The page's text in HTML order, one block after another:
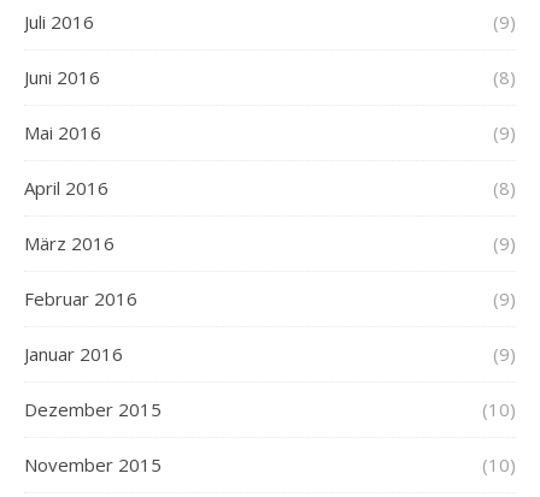
Juli 2016 (9)
Juni 2016 (8)
Mai 2016 (9)
April 2016 (8)
März 2016 (9)
Februar 2016 (9)
Januar 2016 (9)
Dezember 2015 (10)
November 2015 (10)